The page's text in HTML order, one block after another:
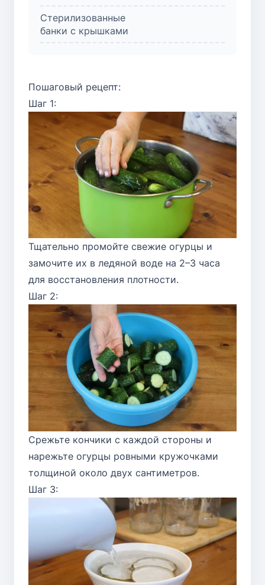
Стерилизованные
банки с крышками
Пошаговый рецепт:
Шаг 1:
Тщательно промойте свежие огурцы и
замочите их в ледяной воде на 2–3 часа
для восстановления плотности.
Шаг 2:
Срежьте кончики с каждой стороны и
нарежьте огурцы ровными кружочками
толщиной около двух сантиметров.
Шаг 3: